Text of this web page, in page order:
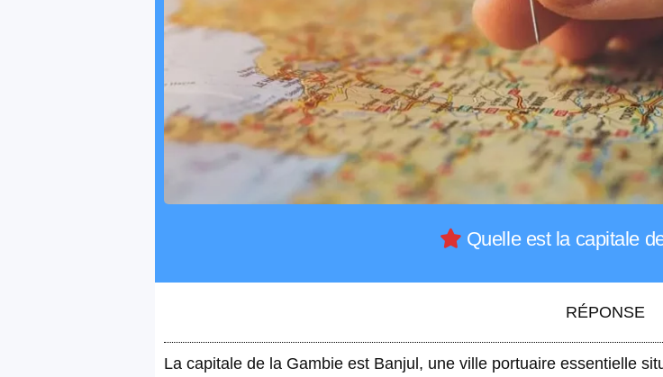
Quelle est la capitale
RÉPONSE
La capitale de la Gambie est Banjul, une ville portuaire essentielle